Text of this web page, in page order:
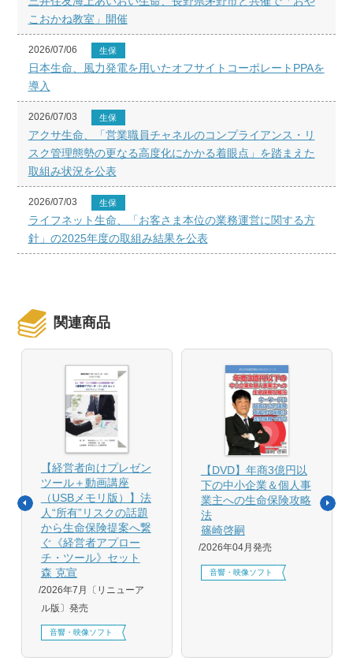
こおかね教室」開催
2026/07/06 生保
日本生命、風力発電を用いたオフサイトコーポレートPPAを
導入
2026/07/03 生保
アクサ生命、「営業職員チャネルのコンプライアンス・リ
スク管理態勢の更なる高度化にかかる着眼点」を踏まえた
取組み状況を公表
2026/07/03 生保
ライフネット生命、「お客さま本位の業務運営に関する方
針」の2025年度の取組み結果を公表
関連商品
【経営者向けプレゼン
ツール＋動画講座
（USBメモリ版）】法
人“所有”リスクの話題
から生命保険提案へ繋
ぐ《経営者アプロー
チ・ツール》セット
森 克宣
2026年7月〔リニューア
ル版〕発売
音響・映像ソフト
【DVD】年商3億円以
下の中小企業＆個人事
業主への生命保険攻略
法
篠崎啓嗣
2026年04月発売
音響・映像ソフト